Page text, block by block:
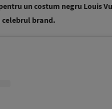
un costum negru Louis
brand.